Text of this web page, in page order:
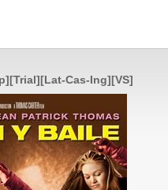
Cas-Ing][VS]